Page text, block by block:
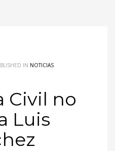
IN NOTICIAS
Civil no
Luis